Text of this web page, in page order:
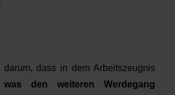
darum, dass in dem Arbeitszeugnis
den weiteren Werdegang